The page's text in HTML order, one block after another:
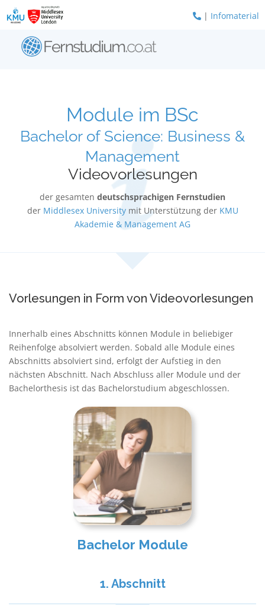
| Infomaterial
Zum
Inhalt
springen
Module im BSc
Bachelor of Science: Business &
Management
Videovorlesungen
der gesamten deutschsprachigen Fernstudien
der Middlesex Universitymit Unterstützung der KMU
Akademie & Management AG
Vorlesungen in Form von Videovorlesungen
Innerhalb eines Abschnitts können Module in beliebiger
Reihenfolge absolviert werden. Sobald alle Module eines
Abschnitts absolviert sind, erfolgt der Aufstieg in den
nächsten Abschnitt. Nach Abschluss aller Module und der
Bachelorthesis ist das Bachelorstudium abgeschlossen.
Bachelor Module
1. Abschnitt